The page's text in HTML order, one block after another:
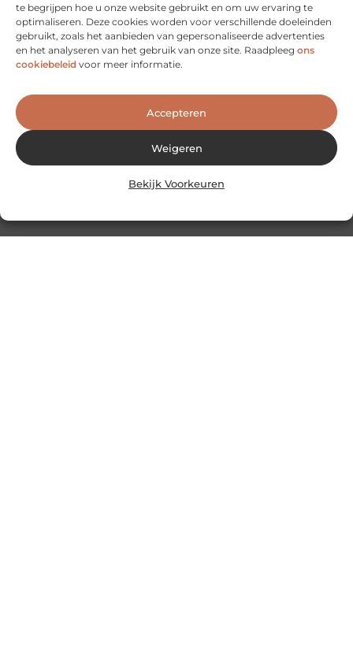
te begrijpen hoe u onze website gebruikt en om uw ervaring te
optimaliseren. Deze cookies worden voor verschillende doeleinden
gebruikt, zoals het aanbieden van gepersonaliseerde advertenties
en het analyseren van het gebruik van onze site. Raadpleeg ons
cookiebeleid voor meer informatie.
Accepteren
Weigeren
Bekijk Voorkeuren
Geen berichten meer om te tonen